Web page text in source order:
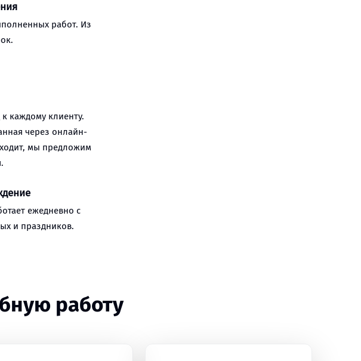
работ. Из
каждому клиенту.
через онлайн-
мы предложим
ежедневно с
и праздников.
работу